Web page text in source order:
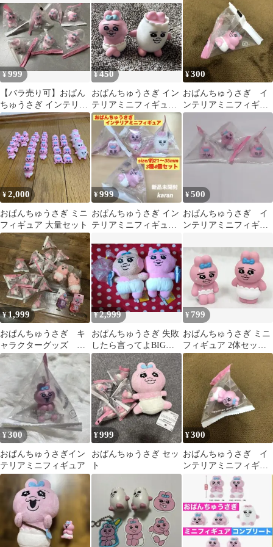
ニフィギュア２種
¥999
【バラ売り可】おぱん
ちゅうさぎ インテリア
ミニフィギュア 7種コ
ンプセット
¥450
おぱんちゅうさぎ イン
テリアミニフィギュア
2個
¥300
おぱんちゅうさぎ イ
ンテリアミニフィギュ
ア 寝そべり あお向
け なみだ
¥2,000
おぱんちゅうさぎ ミニ
フィギュア 大量セット
¥999
おぱんちゅうさぎ イン
テリアミニフィギュア
¥500
おぱんちゅうさぎ イ
ンテリアミニフィギュ
¥1,999
おぱんちゅうさぎ キ
ャラクターグッズ イ
ンテリアミニフィギュ
ア まとめ売り
¥2,999
おぱんちゅうさぎ 失敗
したら言ってよBIGぬ
いぐるみ インテリアミ
ニフィギュア
¥ 799
おぱんちゅうさぎ ミニ
フィギュア 2体セット
マスコット ピンク 置物
¥300
おぱんちゅうさぎイン
テリアミニフィギュア
¥999
おぱんちゅうさぎ セッ
ト
¥300
おぱんちゅうさぎ イ
ンテリアミニフィギュ
ア なみだ